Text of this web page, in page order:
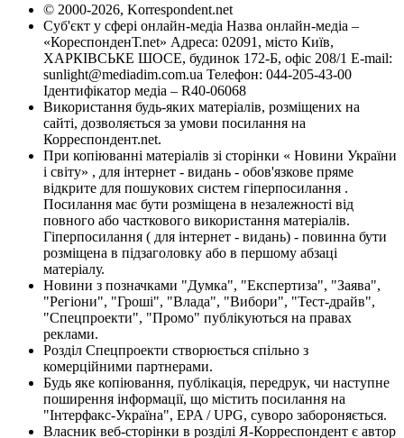
© 2000-2026, Korrespondent.net
Суб'єкт у сфері онлайн-медіа Назва онлайн-медіа –
«КореспонденТ.net» Адреса: 02091, місто Київ,
ХАРКІВСЬКЕ ШОСЕ, будинок 172-Б, офіс 208/1 E-mail:
sunlight@mediadim.com.ua Телефон: 044-205-43-00
Ідентифікатор медіа – R40-06068
Використання будь-яких матеріалів, розміщених на
сайті, дозволяється за умови посилання на
Корреспондент.net.
При копіюванні матеріалів зі сторінки « Новини України
і світу» , для інтернет - видань - обов'язкове пряме
відкрите для пошукових систем гіперпосилання .
Посилання має бути розміщена в незалежності від
повного або часткового використання матеріалів.
Гіперпосилання ( для інтернет - видань) - повинна бути
розміщена в підзаголовку або в першому абзаці
матеріалу.
Новини з позначками "Думка", "Експертиза", "Заява",
"Регіони", "Гроші", "Влада", "Вибори", "Тест-драйв",
"Спецпроекти", "Промо" публікуються на правах
реклами.
Розділ Спецпроекти створюється спільно з
комерційними партнерами.
Будь яке копіювання, публікація, передрук, чи наступне
поширення інформації, що містить посилання на
"Інтерфакс-Україна", EPA / UPG, суворо забороняється.
Власник веб-сторінки в розділі Я-Корреспондент є автор